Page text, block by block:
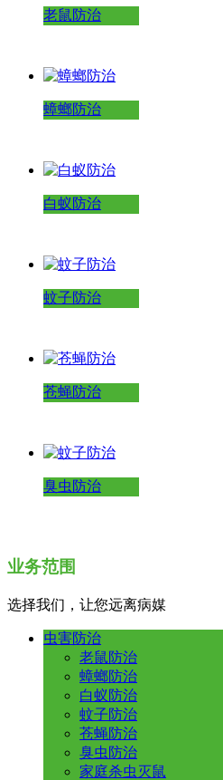
老鼠防治
蟑螂防治
白蚁防治
蚊子防治
苍蝇防治
臭虫防治
业务范围
选择我们，让您远离病媒
虫害防治
老鼠防治
蟑螂防治
白蚁防治
蚊子防治
苍蝇防治
臭虫防治
家庭杀虫灭鼠